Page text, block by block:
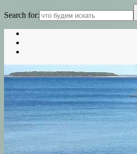
Search for:
content